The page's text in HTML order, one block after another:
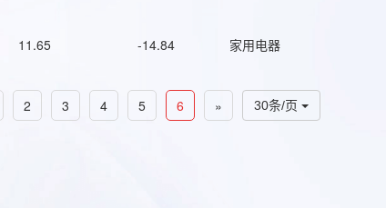
11.65 -14.84 家用电器
30条/页
2 3 4 5 6 »